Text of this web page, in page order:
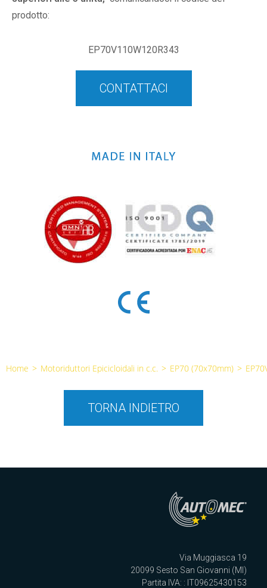
prodotto:
EP70V110W120R343
CONTATTACI
Home > Motoriduttori Epicicloidali in c.c. > EP70 (70x70mm) >
TORNA INDIETRO
Via Muggiasca 19
20099 Sesto San Giovanni (MI)
Partita IVA: : IT09625430153